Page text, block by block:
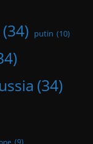
(34) putin (10)
(34)
(9)